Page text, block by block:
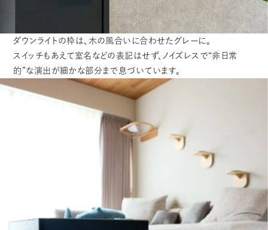
ダウンライトの枠は、木の風合いに合わせたグレーに。
スイッチもあえて室名などの表記はせず、ノイズレスで“非日常
的”な演出が細かな部分まで息づいています。